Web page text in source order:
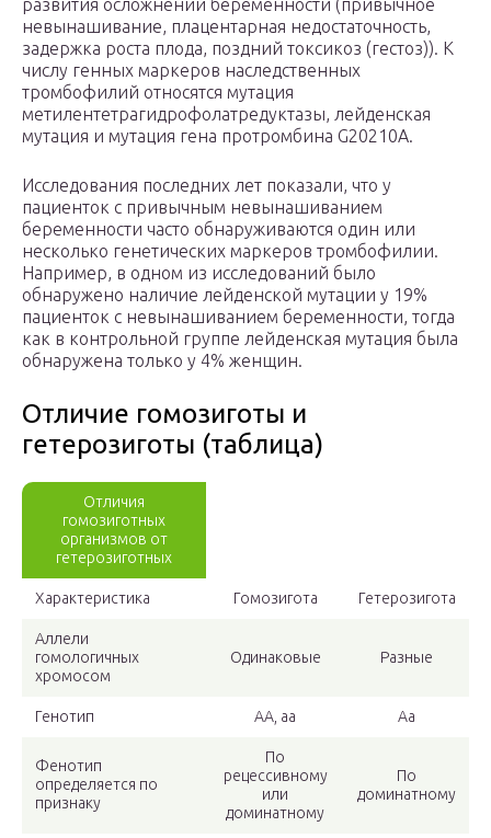
развития осложнений беременности (привычное
невынашивание, плацентарная недостаточность,
задержка роста плода, поздний токсикоз (гестоз)). К
числу генных маркеров наследственных
тромбофилий относятся мутация
метилентетрагидрофолатредуктазы, лейденская
мутация и мутация гена протромбина G20210A.
Исследования последних лет показали, что у
пациенток с привычным невынашиванием
беременности часто обнаруживаются один или
несколько генетических маркеров тромбофилии.
Например, в одном из исследований было
обнаружено наличие лейденской мутации у 19%
пациенток с невынашиванием беременности, тогда
как в контрольной группе лейденская мутация была
обнаружена только у 4% женщин.
Отличие гомозиготы и
гетерозиготы (таблица)
Отличия
гомозиготных
организмов от
гетерозиготных
Характеристика Гомозигота Гетерозигота
Аллели
гомологичных
хромосом
Одинаковые Разные
Генотип AA, aa Aa
Фенотип
определяется по
признаку
По
рецессивному
или
доминатному
По
доминатному